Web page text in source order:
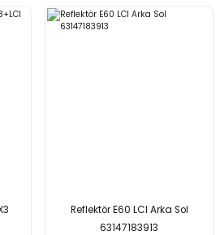
Reflektör E60 LCI Arka Sol
63147183913